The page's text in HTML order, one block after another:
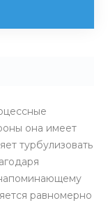
она имеет
турбулизовать
равномерно